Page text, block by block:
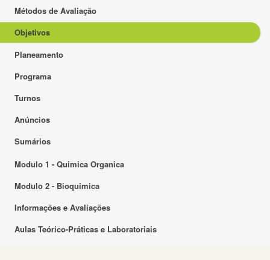
Métodos de Avaliação
Objetivos
Planeamento
Programa
Turnos
Anúncios
Sumários
Modulo 1 - Quimica Organica
Modulo 2 - Bioquimica
Informações e Avaliações
Aulas Teórico-Práticas e Laboratoriais